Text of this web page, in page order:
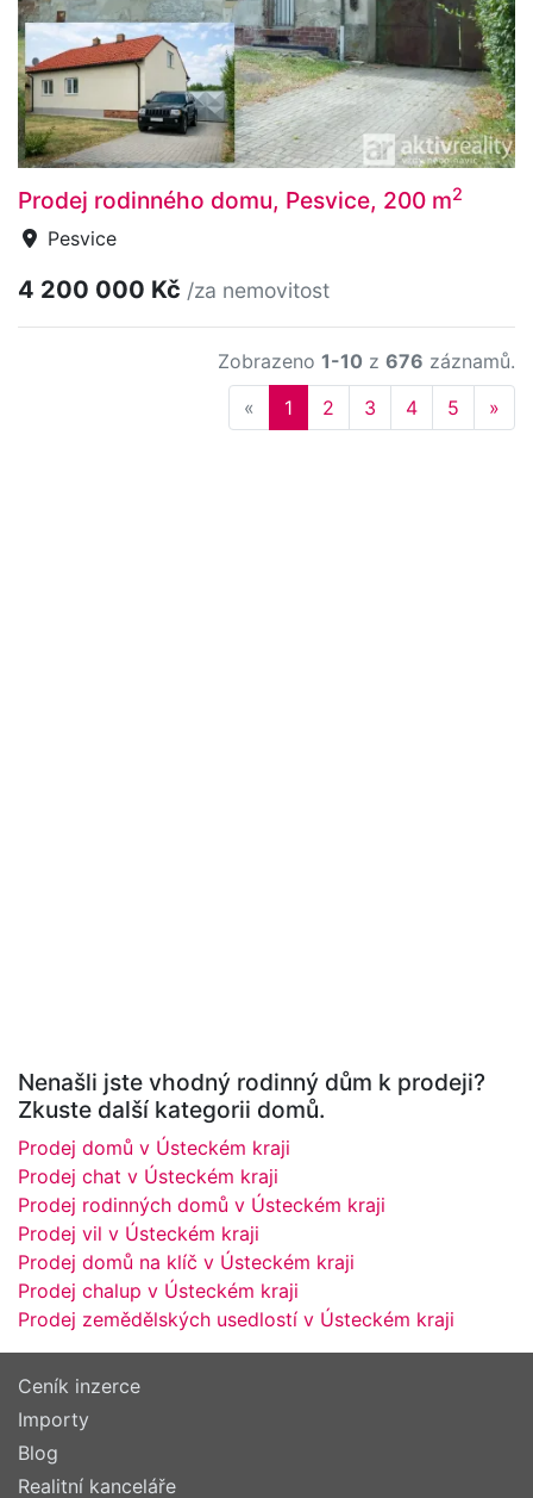
Prodej rodinného domu, Pesvice, 200 m2
Pesvice
4 200 000 Kč /za nemovitost
Zobrazeno 1-10 z 676 záznamů.
« Previous
1 2 3 4 5 »
Nenašli jste vhodný rodinný dům k prodeji?
Zkuste další kategorii domů.
Prodej domů v Ústeckém kraji
Prodej chat v Ústeckém kraji
Prodej rodinných domů v Ústeckém kraji
Prodej vil v Ústeckém kraji
Prodej domů na klíč v Ústeckém kraji
Prodej chalup v Ústeckém kraji
Prodej zemědělských usedlostí v Ústeckém kraji
Ceník inzerce
Importy
Blog
Realitní kanceláře